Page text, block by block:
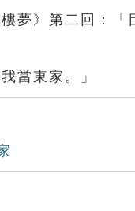
夢》第二回：
當東家。」